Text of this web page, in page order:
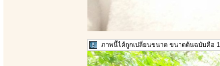
ภาพนี้ได้ถูกเปลี่ยนขนาด ขนาดต้นฉบับคือ